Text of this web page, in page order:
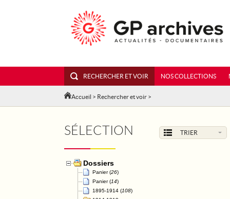
RECHERCHER ET VOIR NOS COLLECTIONS
Accueil > Rechercher et voir >
SÉLECTION TRIER